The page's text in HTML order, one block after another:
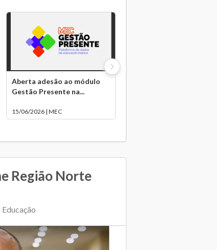
Aberta adesão ao módulo
Gestão Presente na...
15/06/2026 | MEC
Região Norte